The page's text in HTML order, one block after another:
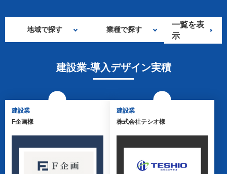
地域で探す
中国・四国
九州・沖縄
業種で探す
サービス業
電気・ガス・熱供給・水
一覧を表
示
建設業-導入デザイン実積
建設業
F企画様
建設業
株式会社テシオ様